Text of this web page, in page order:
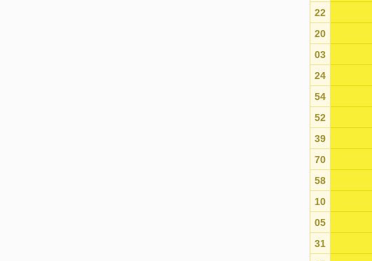
22
20
03
24
54
52
39
70
58
10
05
31